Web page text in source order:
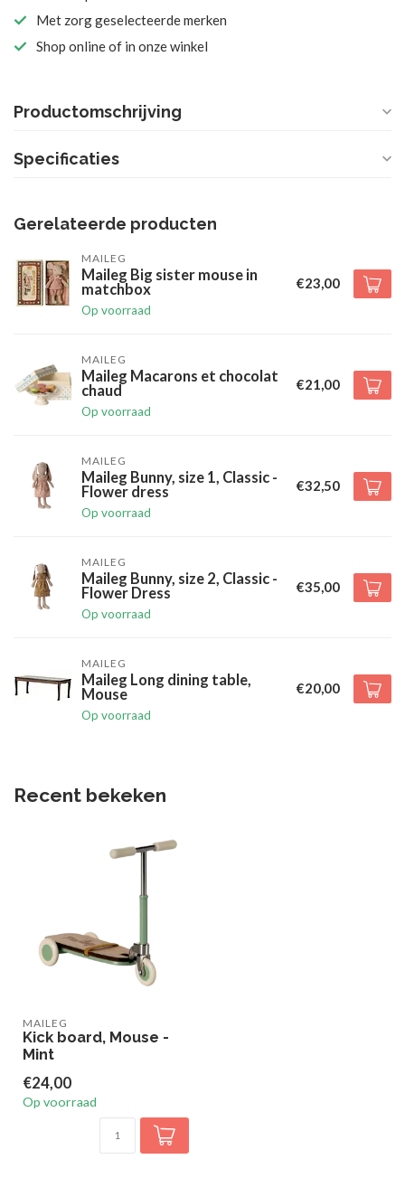
Met zorg geselecteerde merken
Shop online of in onze winkel
Productomschrijving
Specificaties
Gerelateerde producten
MAILEG
Maileg Big sister mouse in
matchbox
Op voorraad
€23,00
MAILEG
Maileg Macarons et chocolat
chaud
Op voorraad
€21,00
MAILEG
Maileg Bunny, size 1, Classic -
Flower dress
Op voorraad
€32,50
MAILEG
Maileg Bunny, size 2, Classic -
Flower Dress
Op voorraad
€35,00
MAILEG
Maileg Long dining table,
Mouse
Op voorraad
€20,00
Recent bekeken
MAILEG
Kick board, Mouse -
Mint
€24,00
Op voorraad